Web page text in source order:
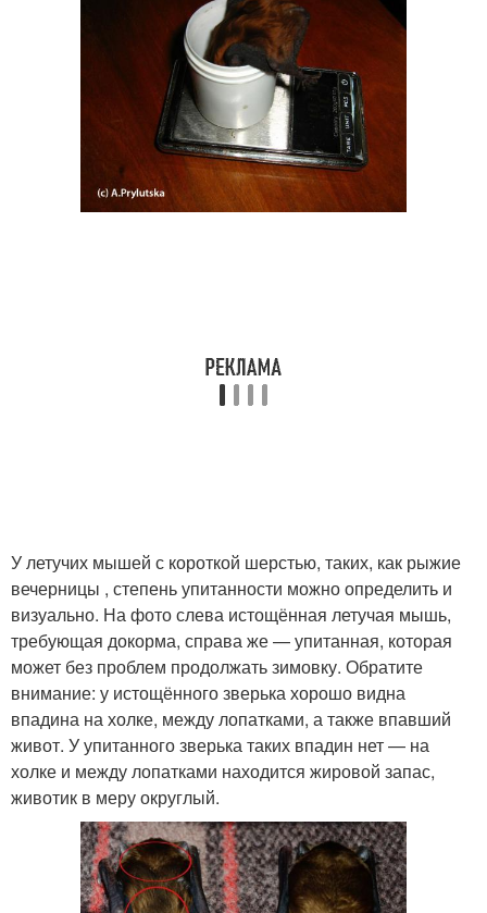
У летучих мышей с короткой шерстью, таких, как рыжие
вечерницы , степень упитанности можно определить и
визуально. На фото слева истощённая летучая мышь,
требующая докорма, справа же — упитанная, которая
может без проблем продолжать зимовку. Обратите
внимание: у истощённого зверька хорошо видна
впадина на холке, между лопатками, а также впавший
живот. У упитанного зверька таких впадин нет — на
холке и между лопатками находится жировой запас,
животик в меру округлый.